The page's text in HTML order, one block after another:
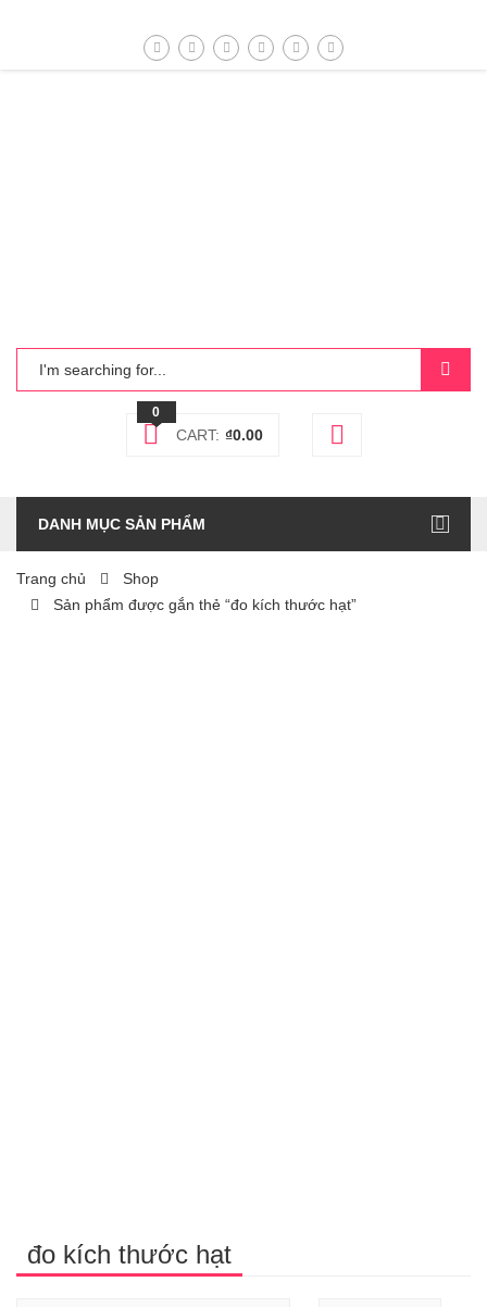
0
CART: ₫0.00
DANH MỤC SẢN PHẨM
Trang chủ
Shop
Sản phẩm được gắn thẻ “đo kích thước hạt”
đo kích thước hạt